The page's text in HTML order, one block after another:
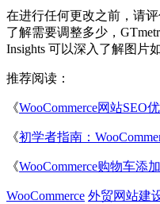
在进行任何更改之前，请
了解需要调整多少，
Insights 可以深入了解图片
推荐阅读：
《WooCommerce网站SEO
《初学者指南：
《WooCommerce购物车添
WooCommerce 外贸网站建